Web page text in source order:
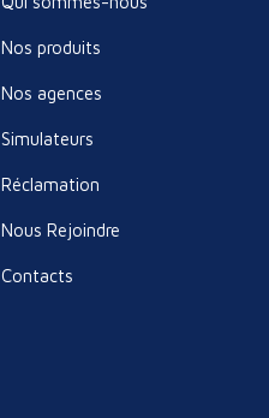
Nos produits
Nos agences
Simulateurs
Réclamation
Nous Rejoindre
Contacts